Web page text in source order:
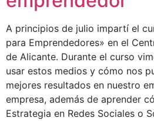
A principios de julio impartí el
para Emprendedores» en el
de Alicante. Durante el curso
usar estos medios y cómo nos
mejores resultados en nuestro
empresa, además de aprender
Estrategia en Redes Sociales o